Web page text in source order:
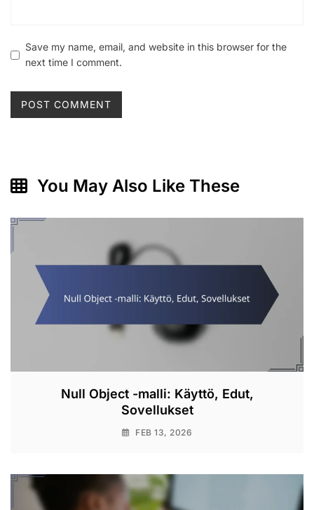
Save my name, email, and website in this browser for the
next time I comment.
You May Also Like These
Null Object -malli: Käyttö, Edut,
Sovellukset
FEB 13, 2026